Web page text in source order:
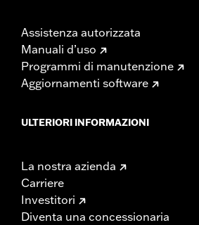
Assistenza autorizzata
Manuali d’uso
Programmi di manutenzione
Aggiornamenti software
ULTERIORI INFORMAZIONI
La nostra azienda
Carriere
Investitori
Diventa una concessionaria